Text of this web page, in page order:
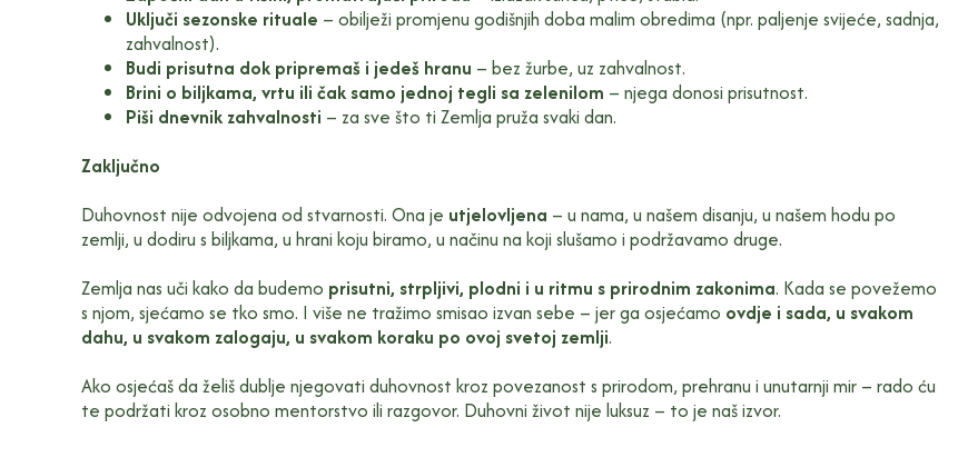
Uključi sezonske rituale – obilježi promjenu godišnjih doba malim obredima (npr. paljenje svijeće, sadnja,
zahvalnost).
Budi prisutna dok pripremaš i jedeš hranu – bez žurbe, uz zahvalnost.
Brini o biljkama, vrtu ili čak samo jednoj tegli sa zelenilom – njega donosi prisutnost.
Piši dnevnik zahvalnosti – za sve što ti Zemlja pruža svaki dan.
Zaključno
Duhovnost nije odvojena od stvarnosti. Ona je utjelovljena – u nama, u našem disanju, u našem hodu po
zemlji, u dodiru s biljkama, u hrani koju biramo, u načinu na koji slušamo i podržavamo druge.
Zemlja nas uči kako da budemo prisutni, strpljivi, plodni i u ritmu s prirodnim zakonima. Kada se povežemo
s njom, sjećamo se tko smo. I više ne tražimo smisao izvan sebe – jer ga osjećamo ovdje i sada, u svakom
dahu, u svakom zalogaju, u svakom koraku po ovoj svetoj zemlji.
Ako osjećaš da želiš dublje njegovati duhovnost kroz povezanost s prirodom, prehranu i unutarnji mir – rado ću
te podržati kroz osobno mentorstvo ili razgovor. Duhovni život nije luksuz – to je naš izvor.